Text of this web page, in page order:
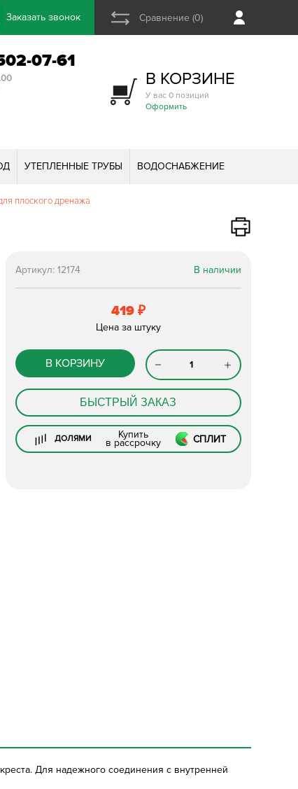
Заказать звонок Сравнение (0)
07-61
В КОРЗИНЕ
У вас 0 позиций
Оформить
УТЕПЛЕННЫЕ ТРУБЫ ВОДОСНАБЖЕНИЕ
плоского дренажа
В наличии
Артикул:12174
419 ₽
Цена за штуку
В КОРЗИНУ
БЫСТРЫЙ ЗАКАЗ
ДОЛЯМИ Купить
в рассрочку СПЛИТ
Для надежного соединения с внутренней